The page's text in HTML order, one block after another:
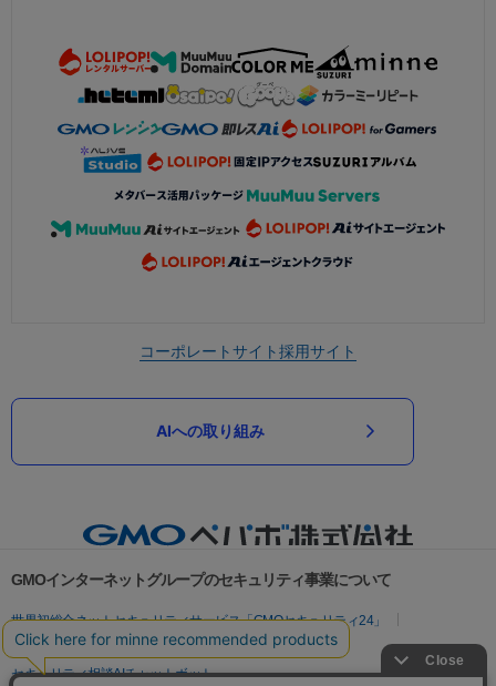
コーポレートサイト採用サイト
AIへの取り組み
GMOインターネットグループのセキュリティ事業について
世界初総合ネットセキュリティサービス「GMOセキュリティ24」
パスワード漏洩診断
Webサイトリスク診断
セキュリティ相談AIチャットボット